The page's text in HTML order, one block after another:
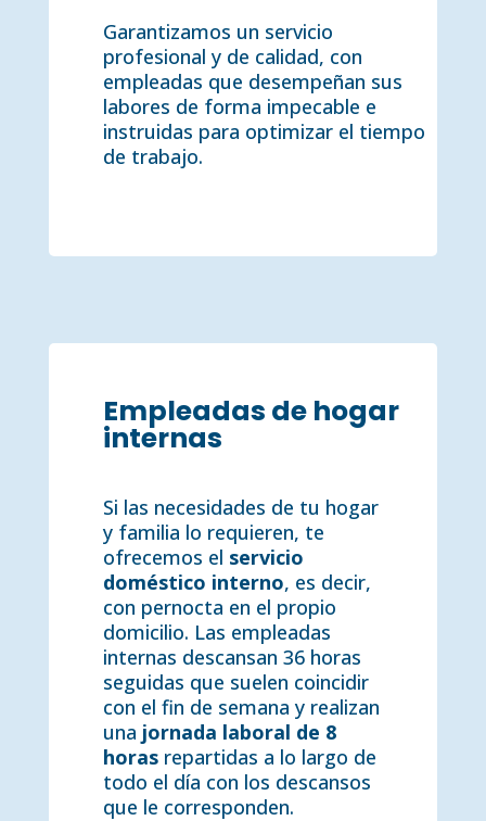
Garantizamos un servicio
profesional y de calidad, con
empleadas que desempeñan sus
labores de forma impecable e
instruidas para optimizar el tiempo
de trabajo.
Empleadas de hogar
internas
Si las necesidades de tu hogar
y familia lo requieren, te
ofrecemos el servicio
doméstico interno, es decir,
con pernocta en el propio
domicilio. Las empleadas
internas descansan 36 horas
seguidas que suelen coincidir
con el fin de semana y realizan
una jornada laboral de 8
horasrepartidas a lo largo de
todo el día con los descansos
que le corresponden.